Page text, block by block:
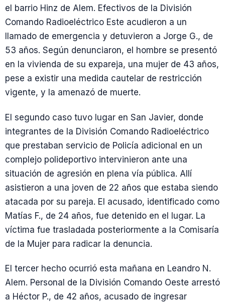
el barrio Hinz de Alem. Efectivos de la División
Comando Radioeléctrico Este acudieron a un
llamado de emergencia y detuvieron a Jorge G., de
53 años. Según denunciaron, el hombre se presentó
en la vivienda de su expareja, una mujer de 43 años,
pese a existir una medida cautelar de restricción
vigente, y la amenazó de muerte.
El segundo caso tuvo lugar en San Javier, donde
integrantes de la División Comando Radioeléctrico
que prestaban servicio de Policía adicional en un
complejo polideportivo intervinieron ante una
situación de agresión en plena vía pública. Allí
asistieron a una joven de 22 años que estaba siendo
atacada por su pareja. El acusado, identificado como
Matías F., de 24 años, fue detenido en el lugar. La
víctima fue trasladada posteriormente a la Comisaría
de la Mujer para radicar la denuncia.
El tercer hecho ocurrió esta mañana en Leandro N.
Alem. Personal de la División Comando Oeste arrestó
a Héctor P., de 42 años, acusado de ingresar